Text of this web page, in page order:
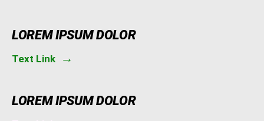
LOREM IPSUM DOLOR
Text Link
LOREM IPSUM DOLOR